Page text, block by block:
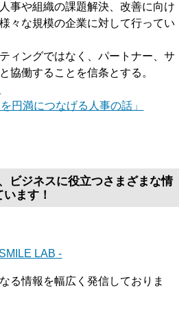
事や組織の課題解決、改善に向け
々な規模の企業に対して行ってい
ィングではなく、パートナー、サ
協働することを信条とする。
円満につなげる人事の話」
ビジネスに役立つさまざまな情
ます！
LAB -
る情報を幅広く発信しておりま